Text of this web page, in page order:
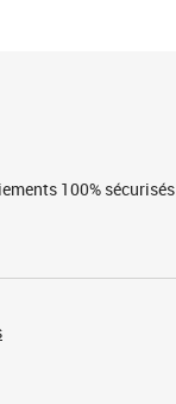
100% sécurisés